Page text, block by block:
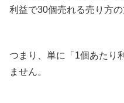
利益で30個売れる売り方の
つまり、単に「1個あたり
ません。